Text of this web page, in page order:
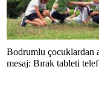
Bodrumlu çocuklardan
mesaj: Bırak tableti